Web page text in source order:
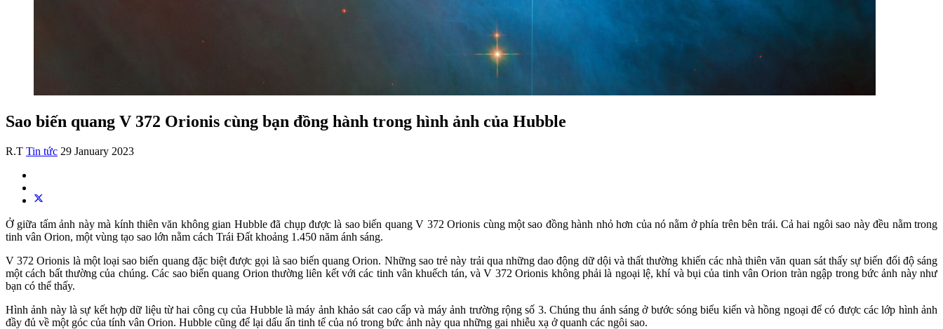
Sao biến quang V 372 Orionis cùng bạn đồng hành trong hình ảnh của Hubble
R.T Tin tức 29 January 2023
Ở giữa tấm ảnh này mà kính thiên văn không gian Hubble đã chụp được là sao biến quang V 372 Orionis cùng một sao đồng hành nhỏ hơn của nó nằm ở phía trên bên trái. Cả hai ngôi sao này đều nằm trong
tinh vân Orion, một vùng tạo sao lớn nằm cách Trái Đất khoảng 1.450 năm ánh sáng.
V 372 Orionis là một loại sao biến quang đặc biệt được gọi là sao biến quang Orion. Những sao trẻ này trải qua những dao động dữ dội và thất thường khiến các nhà thiên văn quan sát thấy sự biến đổi độ sáng
một cách bất thường của chúng. Các sao biến quang Orion thường liên kết với các tinh vân khuếch tán, và V 372 Orionis không phải là ngoại lệ, khí và bụi của tinh vân Orion tràn ngập trong bức ảnh này như
bạn có thể thấy.
Hình ảnh này là sự kết hợp dữ liệu từ hai công cụ của Hubble là máy ảnh khảo sát cao cấp và máy ảnh trường rộng số 3. Chúng thu ánh sáng ở bước sóng biểu kiến và hồng ngoại để có được các lớp hình ảnh
đầy đủ về một góc của tính vân Orion. Hubble cũng để lại dấu ấn tinh tế của nó trong bức ảnh này qua những gai nhiễu xạ ở quanh các ngôi sao.